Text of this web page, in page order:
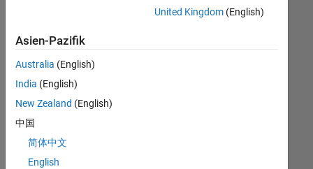
noch
keine
offenen
Stellen
können,
die
Ihren
United Kingdom(English)
Asien-Pazifik
Australia (English)
India (English)
New Zealand (English)
中国
简体中文
English